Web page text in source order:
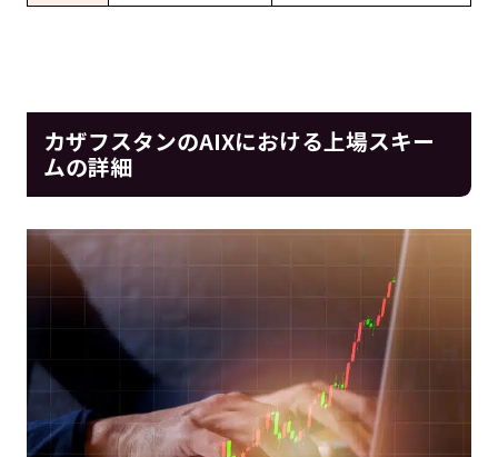
カザフスタンのAIXにおける上場スキー
ムの詳細